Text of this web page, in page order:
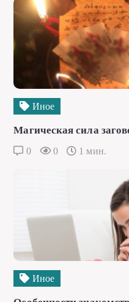
Иное
Магическая сила
0 0 1 мин.
Иное